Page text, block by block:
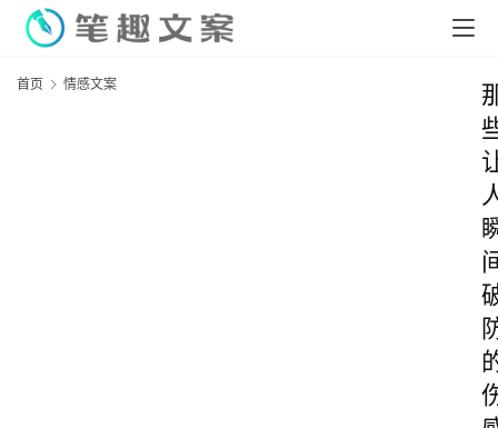
首页 情感文案